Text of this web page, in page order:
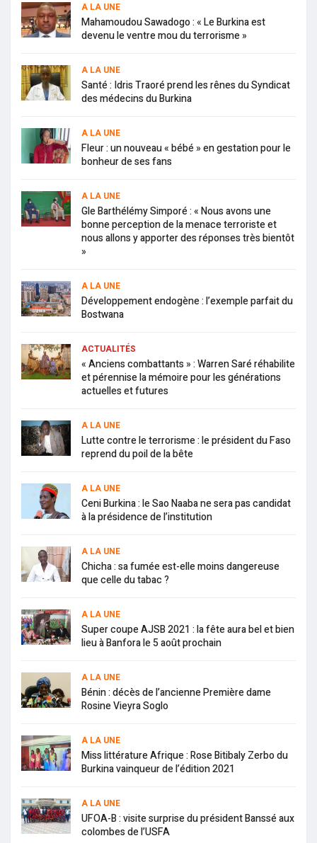
A LA UNE
Mahamoudou Sawadogo : « Le Burkina est
devenu le ventre mou du terrorisme »
A LA UNE
Santé : Idris Traoré prend les rênes du Syndicat
des médecins du Burkina
A LA UNE
Fleur : un nouveau « bébé » en gestation pour le
bonheur de ses fans
A LA UNE
Gle Barthélémy Simporé : « Nous avons une
bonne perception de la menace terroriste et
nous allons y apporter des réponses très bientôt
»
A LA UNE
Développement endogène : l’exemple parfait du
Bostwana
ACTUALITÉS
« Anciens combattants » : Warren Saré réhabilite
et pérennise la mémoire pour les générations
actuelles et futures
A LA UNE
Lutte contre le terrorisme : le président du Faso
reprend du poil de la bête
A LA UNE
Ceni Burkina : le Sao Naaba ne sera pas candidat
à la présidence de l’institution
A LA UNE
Chicha : sa fumée est-elle moins dangereuse
que celle du tabac ?
A LA UNE
Super coupe AJSB 2021 : la fête aura bel et bien
lieu à Banfora le 5 août prochain
A LA UNE
Bénin : décès de l’ancienne Première dame
Rosine Vieyra Soglo
A LA UNE
Miss littérature Afrique : Rose Bitibaly Zerbo du
Burkina vainqueur de l’édition 2021
A LA UNE
UFOA-B : visite surprise du président Banssé aux
colombes de l’USFA